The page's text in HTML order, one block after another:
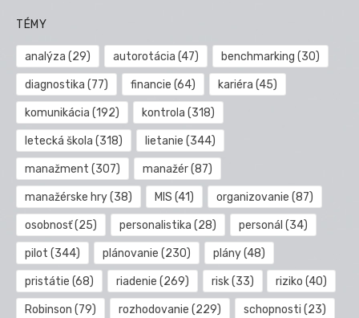
TÉMY
analýza (29) autorotácia (47) benchmarking (30)
diagnostika (77) financie (64) kariéra (45)
komunikácia (192) kontrola (318)
letecká škola (318) lietanie (344)
manažment (307) manažér(87)
manažérske hry(38) MIS (41) organizovanie (87)
osobnosť(25) personalistika (28) personál (34)
pilot (344) plánovanie (230) plány(48)
pristátie (68) riadenie (269) risk(33) riziko (40)
Robinson (79) rozhodovanie (229) schopnosti (23)